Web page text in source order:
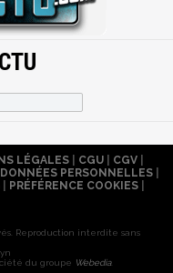
LÉGALES| CGU| CGV|
PERSONNELLES
PRÉFÉRENCE COOKIES
Reproduction interdite sans
du groupe Webedia.